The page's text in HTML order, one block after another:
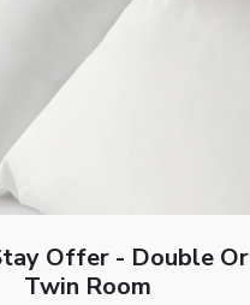
Offer - Double Or
Twin Room